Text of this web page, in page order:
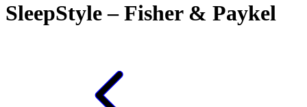
SleepStyle – Fisher & Paykel